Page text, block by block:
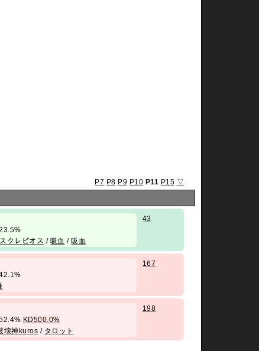
P7 P8 P9 P10 P11 P15 ▽
クレピオス / 吸血 /吸血
43
167
KD500.0%
壊神kuros / タロット
198